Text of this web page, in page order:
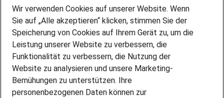
DEINE BERUFSGRUPPE
DEINE LEBENSSITUATION
PARTNERSHIP WITH AIRBUS
INITIATIV BEWERBEN
ÜBER UNS
Wir verwenden Cookies auf unserer Website. Wenn
Sie auf „Alle akzeptieren“ klicken, stimmen Sie der
Speicherung von Cookies auf Ihrem Gerät zu, um die
Leistung unserer Website zu verbessern, die
Funktionalität zu verbessern, die Nutzung der
Website zu analysieren und unsere Marketing-
Bemühungen zu unterstützen. Ihre
personenbezogenen Daten können zur